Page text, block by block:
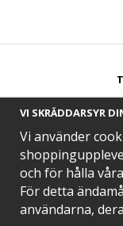
VI SKRÄDDARSYR
Vi använder
och för hålla
För detta
användarna,